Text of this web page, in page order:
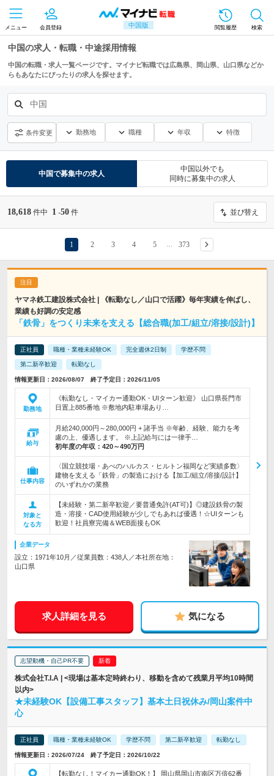
中国版
メニュー 会員登録 閲覧履歴 検索
中国の求人・転職・中途採用情報
中国の転職・求人一覧ページです。マイナビ転職では広島県、岡山県、山口県などか
らもあなたにぴったりの求人を探せます。
中国
条件変更 勤務地 職種 年収 特徴
中国で募集中の求人
中国 以外でも
同時に募集中の求人
18,618 件中 1 -50 件 並び替え
1 2 3 4 5 373
ヤマネ鉄工建設株式会社 | 《転勤なし／山口で活躍》毎年実績を伸ばし、
業績も好調の安定感
「鉄骨」をつくり未来を支える【総合職(加工/組立/溶接/設計)】
正社員 職種・業種未経験OK 完全週休2日制 学歴不問
第二新卒歓迎 転勤なし
情報更新日：2026/08/07 終了予定日：2026/11/05
勤務地
《転勤なし・マイカー通勤OK・UIターン歓迎》 山口県長門市
日置上885番地 ※敷地内駐車場あり…
給与
月給240,000円～280,000円 + 諸手当 ※年齢、経験、能力を考
慮の上、優遇します。 ※上記給与には一律手…
初年度の年収： 420～490万円
仕事内容
〈国立競技場・あべのハルカス・ヒルトン福岡など実績多数〉
建物を支える「鉄骨」の製造における【加工/組立/溶接/設計】
のいずれかの業務
対象と
なる方
【未経験・第二新卒歓迎／要普通免許(AT可)】◎建設鉄骨の製
造・溶接・CAD使用経験が少しでもあれば優遇！☆UIターンも
歓迎！社員寮完備＆WEB面接もOK
企業データ
設立：1971年10月／従業員数：438人／本社所在地：
山口県
求人詳細を見る 気になる
志望動機・自己PR不要
株式会社T.I.A | <現場は基本定時終わり、移動を含めて残業月平均10時間
以内>
★未経験OK【設備工事スタッフ】基本土日祝休み/岡山案件中
心
正社員 職種・業種未経験OK 学歴不問 第二新卒歓迎 転勤なし
情報更新日：2026/07/24 終了予定日：2026/10/22
【転勤なし！マイカー通勤OK！】 岡山県岡山市南区万倍62番